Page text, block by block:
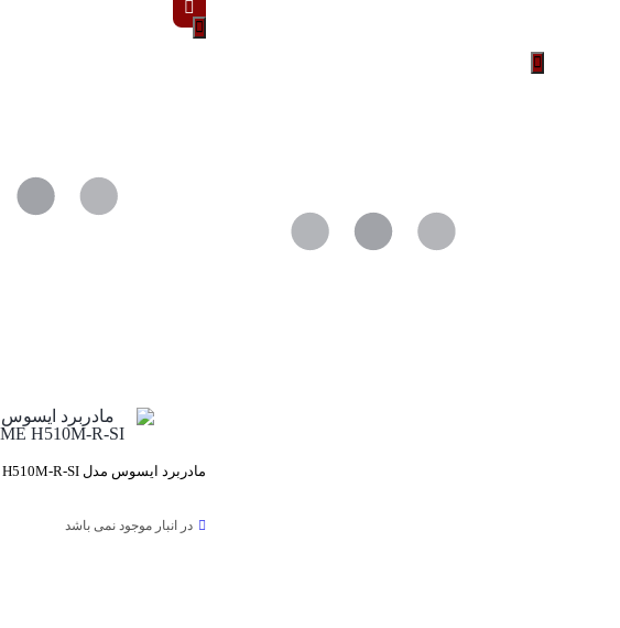
مادربرد ایسوس مدل PRIME H510M-R-SI
در انبار موجود نمی باشد